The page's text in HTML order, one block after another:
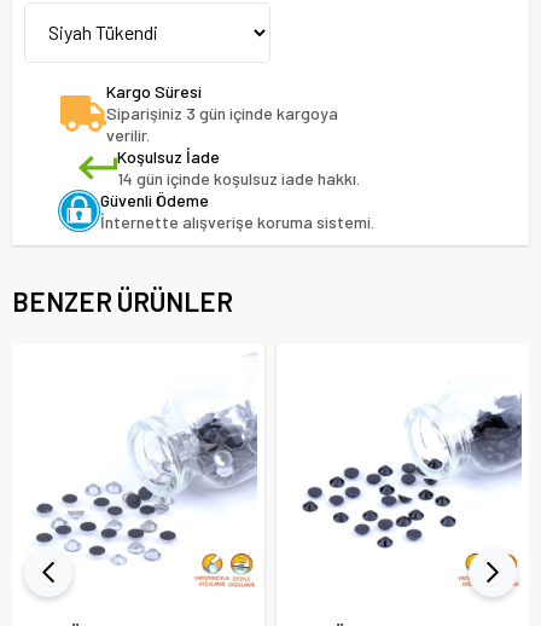
Kargo Süresi
Siparişiniz 3 gün içinde kargoya
verilir.
Koşulsuz İade
14 gün içinde koşulsuz iade hakkı.
Güvenli Ödeme
İnternette alışverişe koruma sistemi.
BENZER ÜRÜNLER